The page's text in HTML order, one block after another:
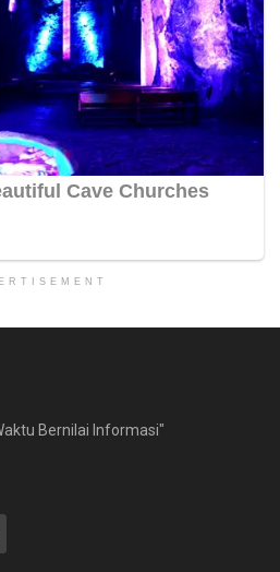
Bernilai Informasi"